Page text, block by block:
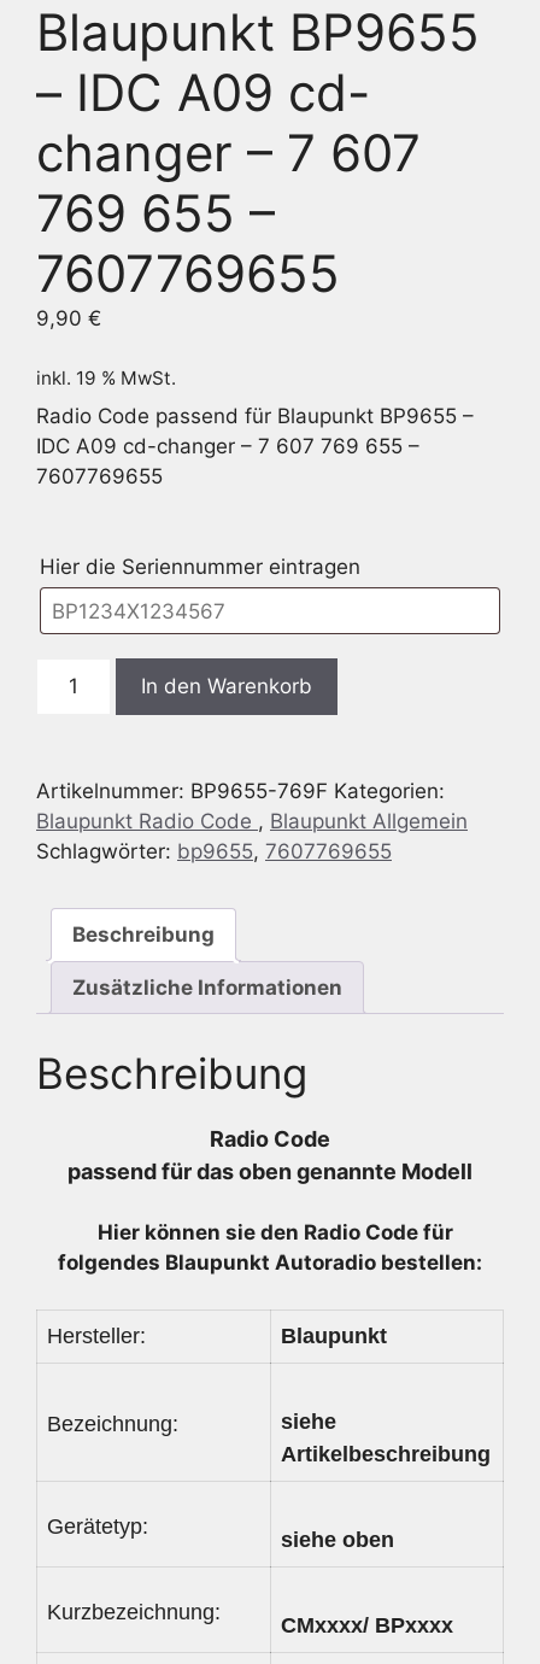
Blaupunkt BP9655
– IDC A09 cd-
changer – 7 607
769 655 –
7607769655
9,90 €
inkl. 19 % MwSt.
Radio Code passend für Blaupunkt BP9655 –
IDC A09 cd-changer – 7 607 769 655 –
7607769655
Hier die Seriennummer eintragen
Blaupunkt
A09
cd-
changer
7607769655
Menge
In den Warenkorb
Artikelnummer: BP9655-769F Kategorien:
Blaupunkt Radio Code , Blaupunkt Allgemein
Schlagwörter: bp9655, 7607769655
Beschreibung
Zusätzliche Informationen
Beschreibung
Radio Code
passend für das oben genannte Modell
Hier können sie den Radio Code für
folgendes Blaupunkt Autoradio bestellen:
Hersteller: Blaupunkt
Bezeichnung:
siehe
Artikelbeschreibung
Gerätetyp:
siehe oben
Kurzbezeichnung:
CMxxxx/ BPxxxx